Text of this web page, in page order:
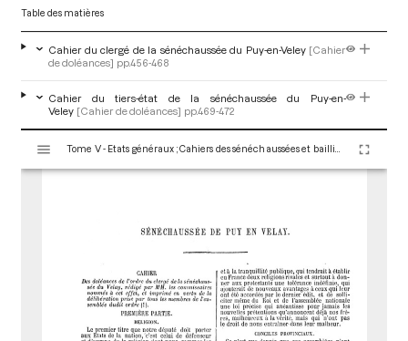
Table des matières
Cahier du clergé de la sénéchaussée du Puy-en-Veley [Cahier
de doléances] pp.456-468
Cahier du tiers-état de la sénéchaussée du Puy-en-
Veley [Cahier de doléances] pp.469-472
s